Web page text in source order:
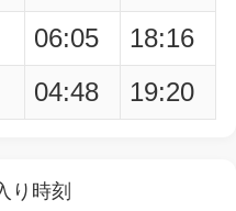
06:05
18:16
04:48 19:20
り時刻